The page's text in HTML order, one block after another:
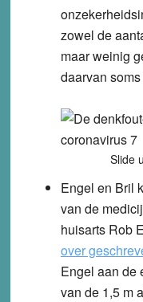
zowel de
maar weinig
daarvan
Slide
Engel en Bril
van de
huisarts Rob
over
Engel aan de
van de 1,5 m